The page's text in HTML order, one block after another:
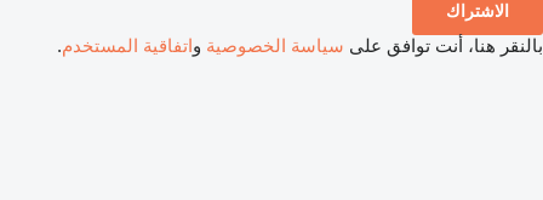
الاشتراك
بالنقر هنا، أنت توافق على سياسة الخصوصية واتفاقية المستخدم.